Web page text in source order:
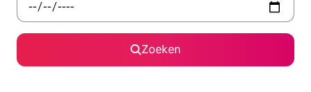
Zoeken